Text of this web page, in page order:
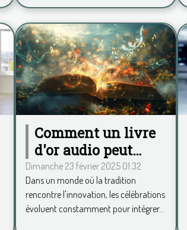
Comment un livre
d'or audio peut
transformer votre
célébration
Dimanche 23 février 2025 01:32
Dans un monde où la tradition
rencontre l'innovation, les célébrations
évoluent constamment pour intégrer...